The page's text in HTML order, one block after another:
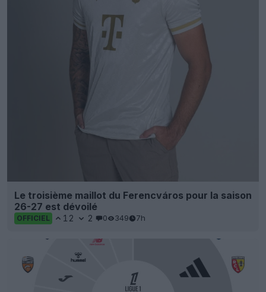
Le troisième maillot du Ferencváros pour la saison
26-27 est dévoilé
OFFICIEL 12 2 0 349 7h